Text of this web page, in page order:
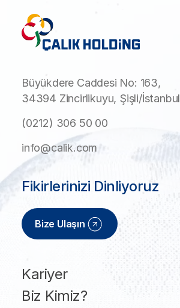
Büyükdere Caddesi No: 163,
34394 Zincirlikuyu, Şişli/İstanbul
(0212) 306 50 00
info@calik.com
Kariyer
Biz Kimiz?
Fikirlerinizi Dinliyoruz
Bize Ulaşın